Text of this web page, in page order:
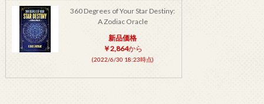
360 Degrees of Your Star Destiny:
A Zodiac Oracle
新品価格
￥2,864から
(2022/6/30 18:23時点)